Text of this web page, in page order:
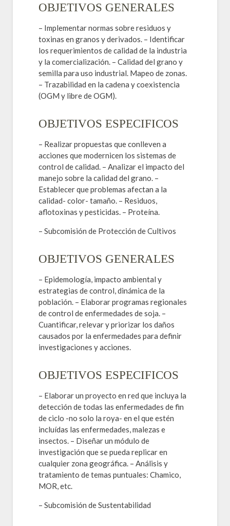
OBJETIVOS GENERALES
– Implementar normas sobre residuos y
toxinas en granos y derivados. – Identificar
los requerimientos de calidad de la industria
y la comercialización. – Calidad del grano y
semilla para uso industrial. Mapeo de zonas.
– Trazabilidad en la cadena y coexistencia
(OGM y libre de OGM).
OBJETIVOS ESPECIFICOS
– Realizar propuestas que conlleven a
acciones que modernicen los sistemas de
control de calidad. – Analizar el impacto del
manejo sobre la calidad del grano. –
Establecer que problemas afectan a la
calidad- color- tamaño. – Residuos,
aflotoxinas y pesticidas. – Proteína.
– Subcomisión de Protección de Cultivos
OBJETIVOS GENERALES
– Epidemología, impacto ambiental y
estrategias de control, dinámica de la
población. – Elaborar programas regionales
de control de enfermedades de soja. –
Cuantificar, relevar y priorizar los daños
causados por la enfermedades para definir
investigaciones y acciones.
OBJETIVOS ESPECIFICOS
– Elaborar un proyecto en red que incluya la
detección de todas las enfermedades de fin
de ciclo -no solo la roya- en el que estén
incluídas las enfermedades, malezas e
insectos. – Diseñar un módulo de
investigación que se pueda replicar en
cualquier zona geográfica. – Análisis y
tratamiento de temas puntuales: Chamico,
MOR, etc.
– Subcomisión de Sustentabilidad